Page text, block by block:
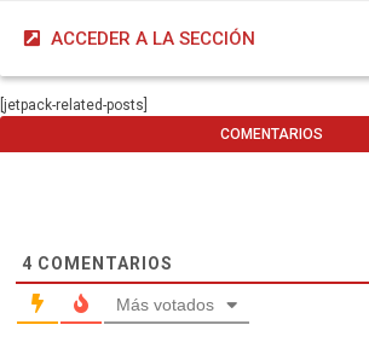
ACCEDER A LA SECCIÓN
[jetpack-related-posts]
COMENTARIOS
4 COMENTARIOS
Más votados